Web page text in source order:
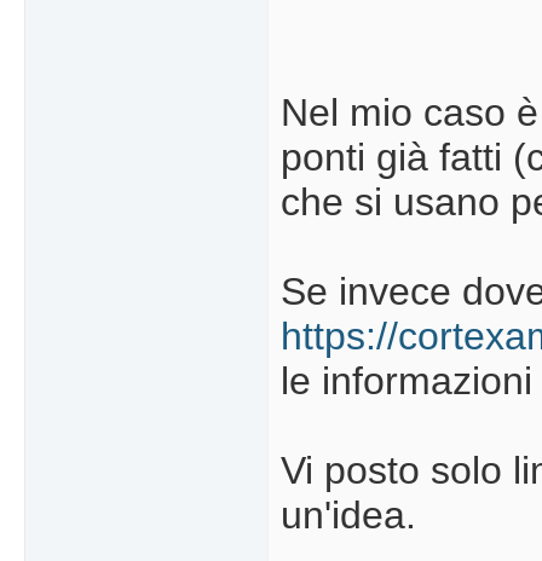
Nel mio caso
ponti già fatti
che si usano
Se invece
https://
le
Vi posto solo
un'idea.